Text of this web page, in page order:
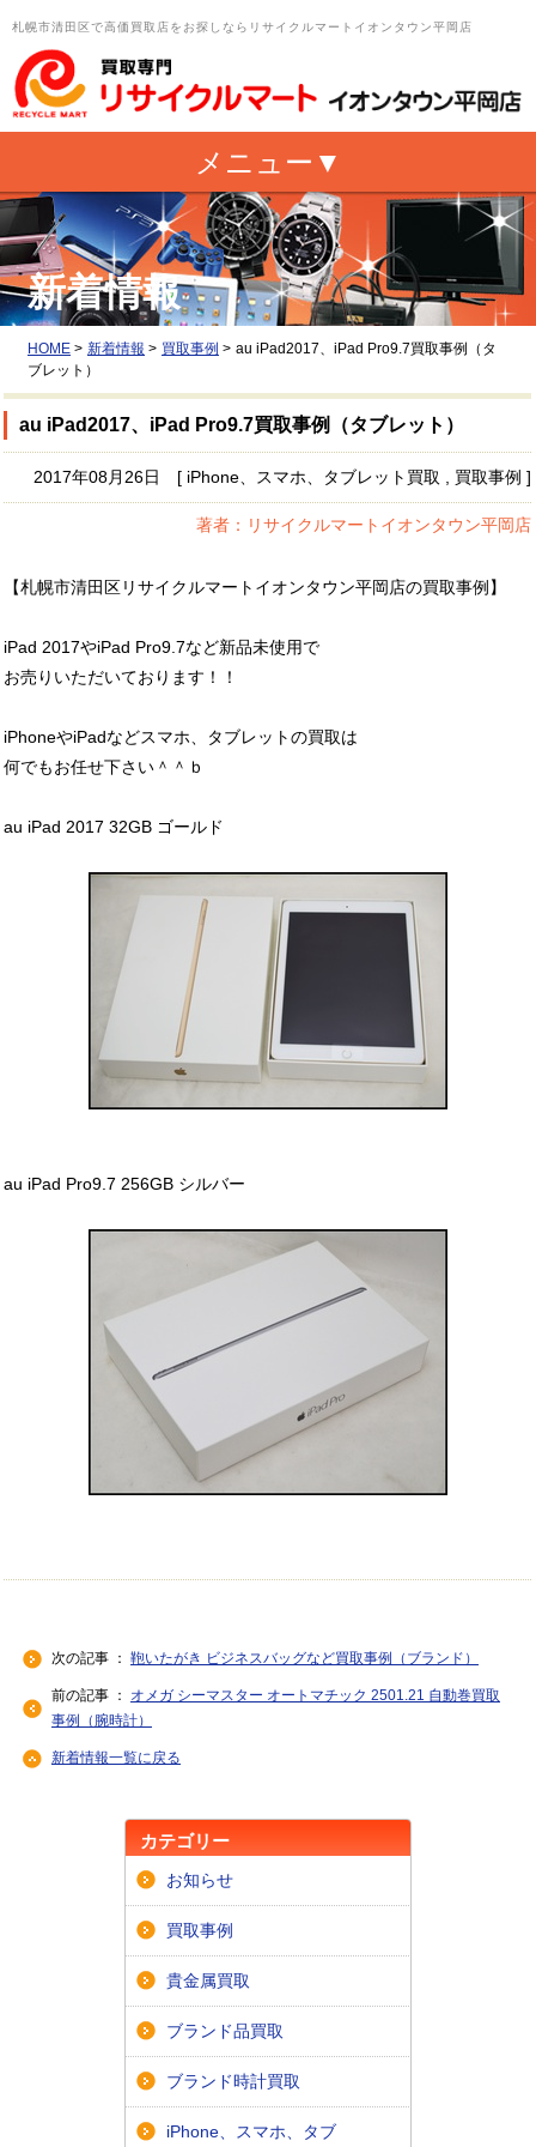
札幌市清田区で高価買取店をお探しならリサイクルマートイオンタウン平岡店
新着情報
HOME > 新着情報 > 買取事例 > au iPad2017、iPad Pro9.7買取事例（タ
ブレット）
au iPad2017、iPad Pro9.7買取事例（タブレット）
2017年08月26日 [ iPhone、スマホ、タブレット買取 , 買取事例 ]
著者：リサイクルマートイオンタウン平岡店
【札幌市清田区リサイクルマートイオンタウン平岡店の買取事例】
iPad 2017やiPad Pro9.7など新品未使用で
お売りいただいております！！
iPhoneやiPadなどスマホ、タブレットの買取は
何でもお任せ下さい＾＾ｂ
au iPad 2017 32GB ゴールド
au iPad Pro9.7 256GB シルバー
次の記事 ： 鞄いたがき ビジネスバッグなど買取事例（ブランド）
前の記事 ： オメガ シーマスター オートマチック 2501.21 自動巻買取
事例（腕時計）
新着情報一覧に戻る
カテゴリー
お知らせ
買取事例
貴金属買取
ブランド品買取
ブランド時計買取
iPhone、スマホ、タブ